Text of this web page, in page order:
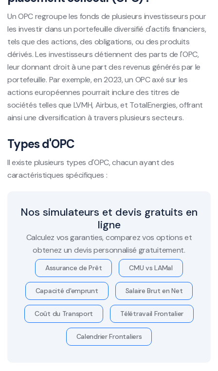
Un OPC regroupe les fonds de plusieurs investisseurs pour
les investir dans un portefeuille diversifié d'actifs financiers,
tels que des actions, des obligations, ou des produits
dérivés. Les investisseurs détiennent des parts de l'OPC,
leur donnant droit à une part des revenus générés par le
portefeuille. Par exemple, en 2023, un OPC axé sur les
actions européennes pourrait inclure des titres de
sociétés telles que LVMH, Airbus, et TotalEnergies, offrant
ainsi une diversification à travers plusieurs secteurs.
Types d'OPC
Il existe plusieurs types d'OPC, chacun ayant des
caractéristiques spécifiques :
Nos simulateurs et devis gratuits en
ligne
Calculez vos garanties, comparez vos options et
obtenez un devis personnalisé gratuitement.
Assurance de Prêt CMU vs LAMal
Capacité d'emprunt Salaire Brut en Net
Coût du Transport Télétravail Frontalier
Calendrier Frontaliers